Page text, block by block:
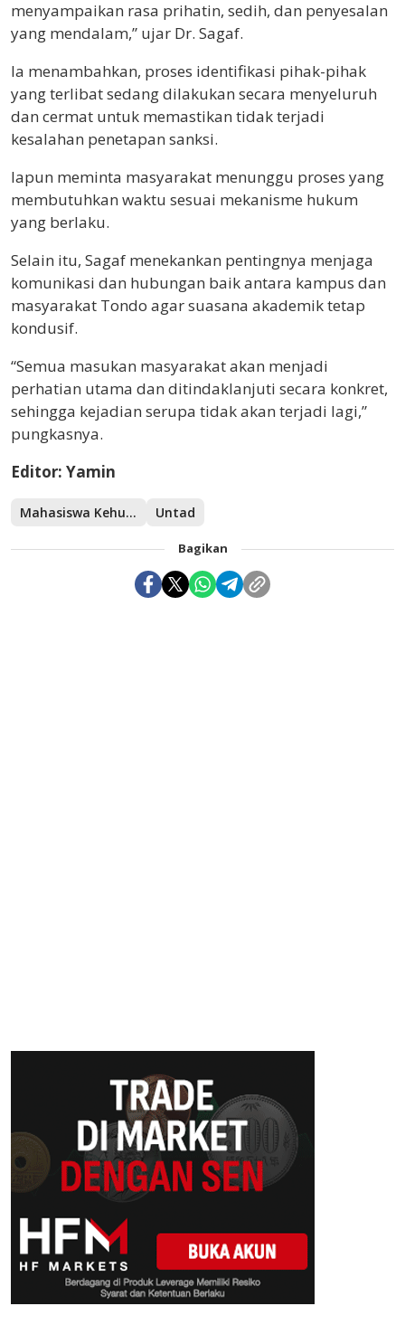
menyampaikan rasa prihatin, sedih, dan penyesalan
yang mendalam,” ujar Dr. Sagaf.
Ia menambahkan, proses identifikasi pihak-pihak
yang terlibat sedang dilakukan secara menyeluruh
dan cermat untuk memastikan tidak terjadi
kesalahan penetapan sanksi.
Iapun meminta masyarakat menunggu proses yang
membutuhkan waktu sesuai mekanisme hukum
yang berlaku.
Selain itu, Sagaf menekankan pentingnya menjaga
komunikasi dan hubungan baik antara kampus dan
masyarakat Tondo agar suasana akademik tetap
kondusif.
“Semua masukan masyarakat akan menjadi
perhatian utama dan ditindaklanjuti secara konkret,
sehingga kejadian serupa tidak akan terjadi lagi,”
pungkasnya.
Editor: Yamin
Mahasiswa Kehutanan Untad
Bagikan